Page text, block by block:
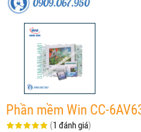
Phần mềm Win CC-
(1 đánh giá)